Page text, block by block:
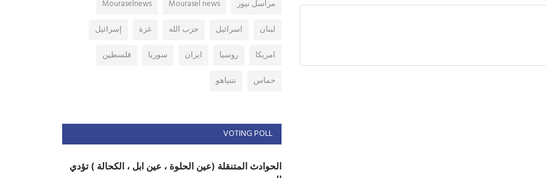
مراسل نيوز Mourasel news
Mouraselnews
لبنان
اسرائيل حزب الله غزة
إسرائيل
امريكا
روسيا ايران سوريا
فلسطين
حماس
نتنياهو
VOTING POLL
الحوادث المتنقلة (عين الحلوة ، عين ابل ، الكحالة ) تؤدي